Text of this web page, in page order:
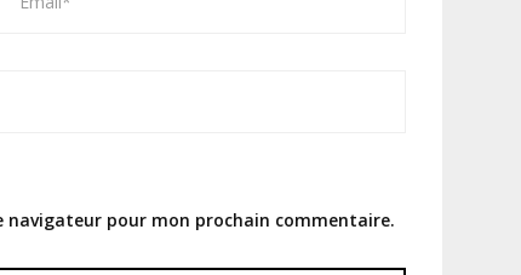
pour mon prochain commentaire.